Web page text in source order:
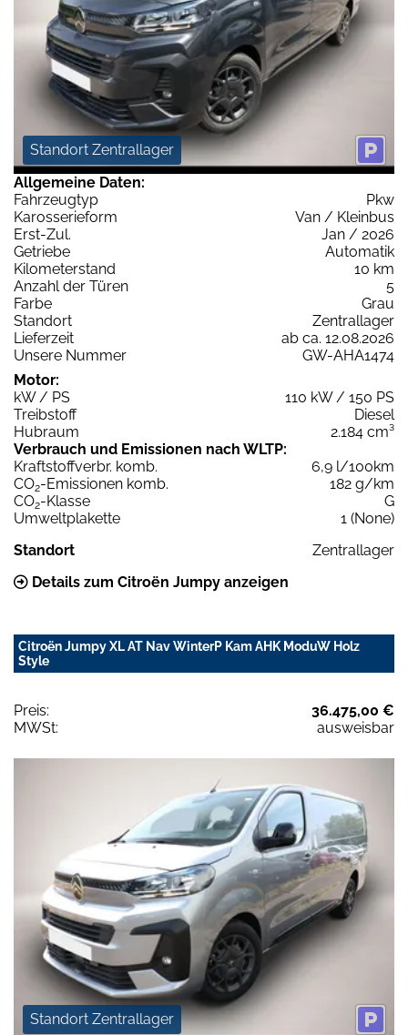
Standort Zentrallager
Allgemeine Daten:
Fahrzeugtyp
Pkw
Karosserieform
Van / Kleinbus
Erst-Zul.
Jan / 2026
Getriebe
Automatik
Kilometerstand
10 km
Anzahl der Türen
5
Farbe
Grau
Standort
Zentrallager
Lieferzeit
ab ca. 12.08.2026
Unsere Nummer
GW-AHA1474
Motor:
kW / PS
110 kW / 150 PS
Treibstoff
Diesel
Hubraum
2.184 cm³
Verbrauch und Emissionen nach WLTP:
Kraftstoffverbr. komb.
6,9 l/100km
CO2-Emissionen komb.
182 g/km
CO2-Klasse
G
Umweltplakette
1 (None)
Standort
Zentrallager
Details zum Citroën Jumpy anzeigen
Citroën Jumpy XL AT Nav WinterP Kam AHK ModuW Holz
Style
Preis:
36.475,00 €
MWSt:
ausweisbar
Standort Zentrallager